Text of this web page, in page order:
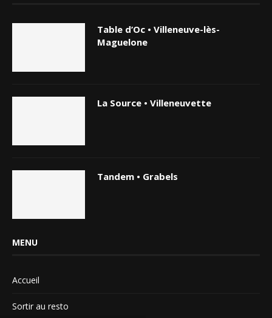
Table d’Oc • Villeneuve-lès-
Maguelone
La Source • Villeneuvette
Tandem • Grabels
MENU
Accueil
Sortir au resto